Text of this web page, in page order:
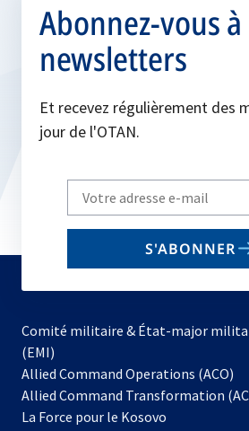
Abonnez-vous
newsletters
Et recevez régulièrement des
jour de l'OTAN.
Write
your
email
S'ABONNER
Comité militaire & État-major
(EMI)
Allied Command Operations (ACO)
Allied Command Transformation
La Force pour le Kosovo